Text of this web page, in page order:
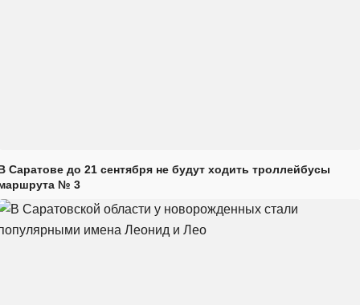
Саратове до 21 сентября не будут ходить троллейбусы
№ 3